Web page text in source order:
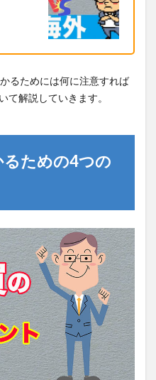
るためには何に注意すれば
て解説していきます。
るための4つの